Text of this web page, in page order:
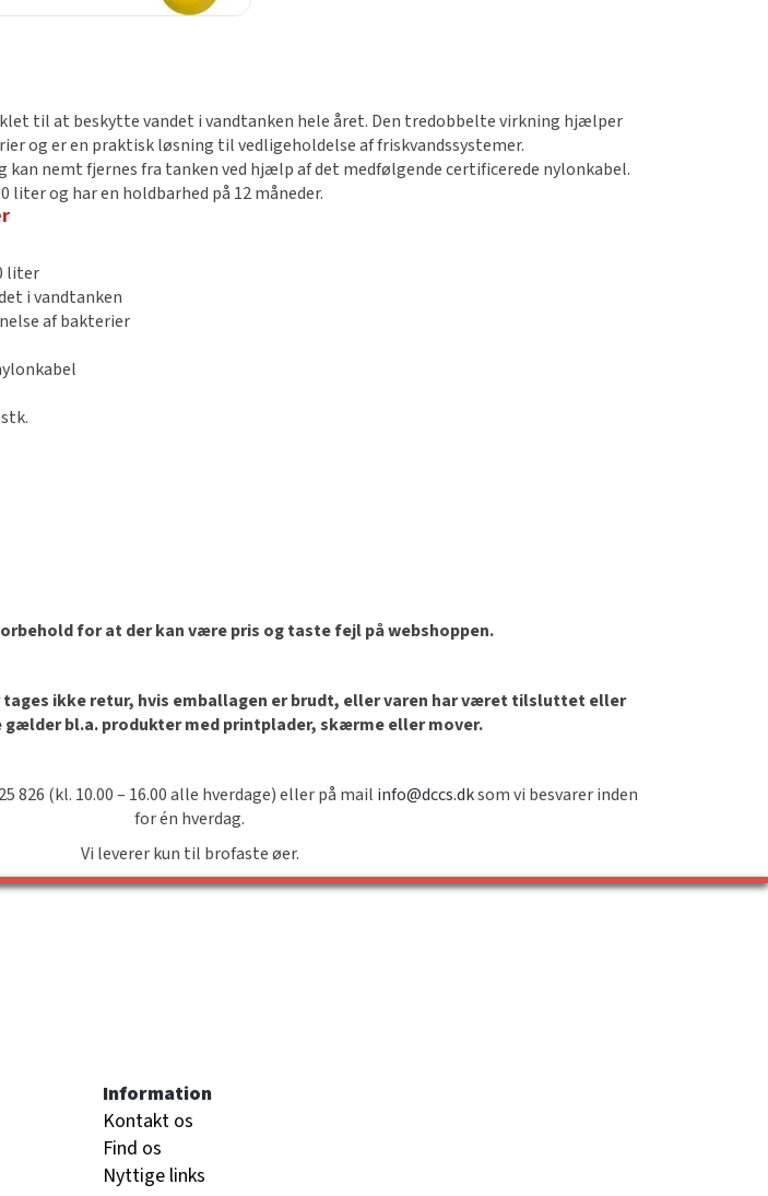
til at beskytte vandet i vandtanken hele året. Den tredobbelte virkning hjælper
og er en praktisk løsning til vedligeholdelse af friskvandssystemer.
kan nemt fjernes fra tanken ved hjælp af det medfølgende certificerede nylonkabel.
liter og har en holdbarhed på 12 måneder.
liter
i vandtanken
af bakterier
for at der kan være pris og taste fejl på webshoppen.
tages ikke retur, hvis emballagen er brudt, eller varen har været tilsluttet eller
bl.a. produkter med printplader, skærme eller mover.
826 (kl. 10.00 – 16.00 alle hverdage) eller på mail info@dccs.dksom vi besvarer inden
for én hverdag.
Vi leverer kun til brofaste øer.
Information
Kontakt os
Find os
Nyttige links